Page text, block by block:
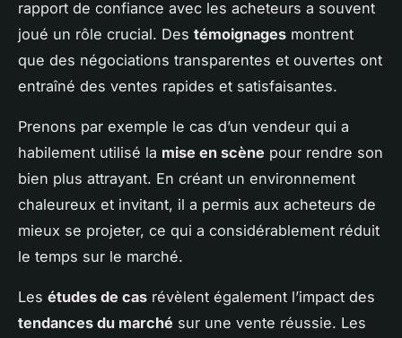
rapport de confiance avec les acheteurs a souvent
joué un rôle crucial. Des témoignages montrent
que des négociations transparentes et ouvertes ont
entraîné des ventes rapides et satisfaisantes.
Prenons par exemple le cas d’un vendeur qui a
habilement utilisé la mise en scène pour rendre son
bien plus attrayant. En créant un environnement
chaleureux et invitant, il a permis aux acheteurs de
mieux se projeter, ce qui a considérablement réduit
le temps sur le marché.
Les études de cas révèlent également l’impact des
tendances du marché sur une vente réussie. Les